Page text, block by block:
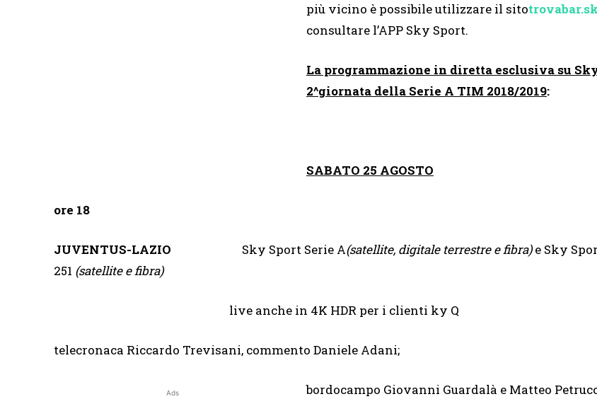
più vicino è possibile utilizzare il sito
consultare l’APP Sky Sport.
La programmazione in diretta esclusiva su
2^giornata della Serie A TIM 2018/2019:
SABATO 25 AGOSTO
ore 18
JUVENTUS-LAZIO Sky Sport Serie A(satellite, digitale terrestre e fibra)e Sky
251 (satellite e fibra)
live anche in 4K HDR per i clienti ky Q
telecronaca Riccardo Trevisani, commento Daniele Adani;
Ads bordocampo Giovanni Guardalà e Matteo